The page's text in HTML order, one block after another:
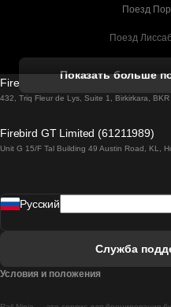
Поезд
Поезд
Поезд
Поезд
Показать больше
Firebird GT Limited (OC 1451)
432, Triq Fleur de Lys, Suite 1, Birkirkara,
Firebird GT Limited (61211989)
Unit G 15/F Tal Building 49 Austin Road, KL,
Pусский
Служба
Условия и положения